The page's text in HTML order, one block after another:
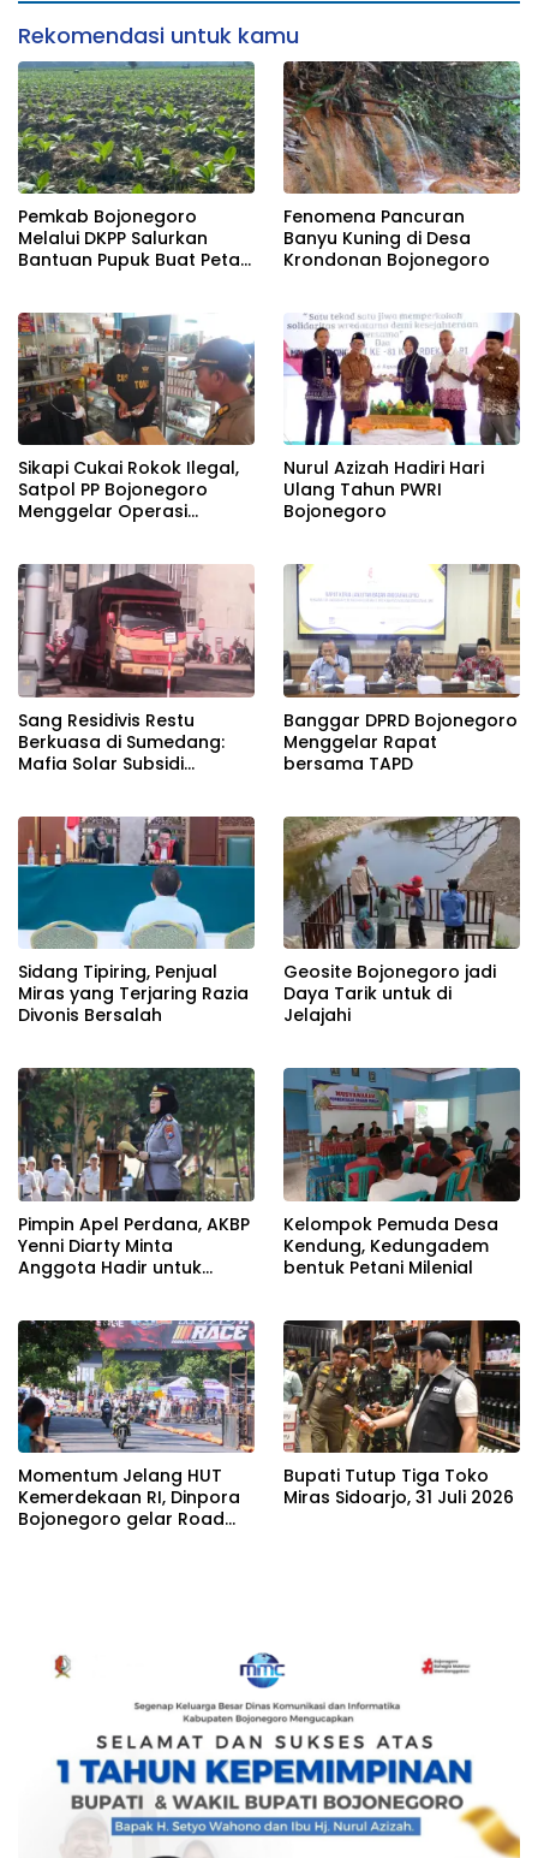
Rekomendasi untuk kamu
Pemkab Bojonegoro
Melalui DKPP Salurkan
Bantuan Pupuk Buat Petani
Fenomena Pancuran
Banyu Kuning di Desa
Krondonan Bojonegoro
Sikapi Cukai Rokok Ilegal,
Satpol PP Bojonegoro
Menggelar Operasi
Nurul Azizah Hadiri Hari
Ulang Tahun PWRI
Bojonegoro
Sang Residivis Restu
Berkuasa di Sumedang:
Mafia Solar Subsidi
Bungkam
Banggar DPRD Bojonegoro
Menggelar Rapat
bersama TAPD
Sidang Tipiring, Penjual
Miras yang Terjaring Razia
Divonis Bersalah
Geosite Bojonegoro jadi
Daya Tarik untuk di
Jelajahi
Pimpin Apel Perdana, AKBP
Yenni Diarty Minta
Anggota Hadir untuk
Kelompok Pemuda Desa
Kendung, Kedungadem
bentuk Petani Milenial
Momentum Jelang HUT
Kemerdekaan RI, Dinpora
Bojonegoro gelar Road
Bupati Tutup Tiga Toko
Miras Sidoarjo, 31 Juli 2026